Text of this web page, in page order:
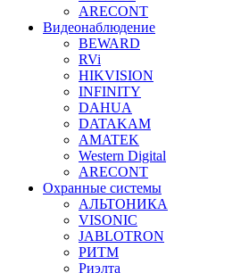
ARECONT
Видеонаблюдение
BEWARD
RVi
HIKVISION
INFINITY
DAHUA
DATAKAM
AMATEK
Western Digital
ARECONT
Охранные системы
АЛЬТОНИКА
VISONIC
JABLOTRON
РИТМ
Риэлта